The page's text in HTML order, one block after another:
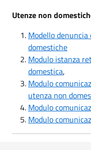
Utenze non
Modello
domestiche
Modulo istanza
domestica,
Modulo
utenza non
Modulo
Modulo